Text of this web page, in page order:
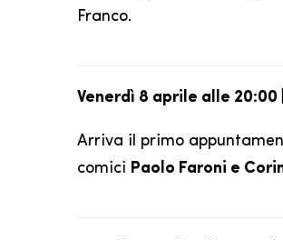
Franco.
Venerdì 8 aprile alle
Arriva il primo
comici Paolo Faroni e